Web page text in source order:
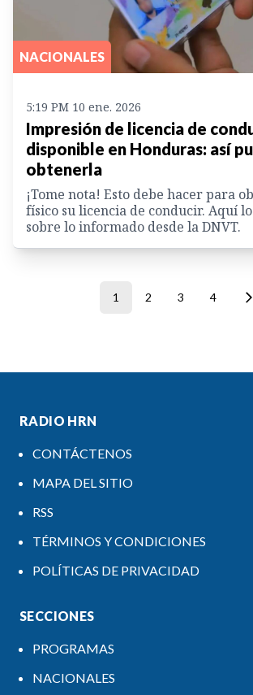
NACIONALES
5:19 PM 10 ene. 2026
Impresión de licencia de
disponible en Honduras: así
obtenerla
¡Tome nota! Esto debe hacer para
físico su licencia de conducir. Aquí
sobre lo informado desde la DNVT.
1 2 3 4
RADIO HRN
CONTÁCTENOS
MAPA DEL SITIO
RSS
TÉRMINOS Y CONDICIONES
POLÍTICAS DE PRIVACIDAD
SECCIONES
PROGRAMAS
NACIONALES